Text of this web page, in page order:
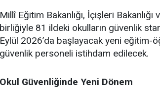
Millî Eğitim Bakanlığı, İçişleri Bakanlığı
birliğiyle 81 ildeki okulların güvenlik
Eylül 2026’da başlayacak yeni
güvenlik personeli istihdam edilecek.
Okul Güvenliğinde Yeni Dönem